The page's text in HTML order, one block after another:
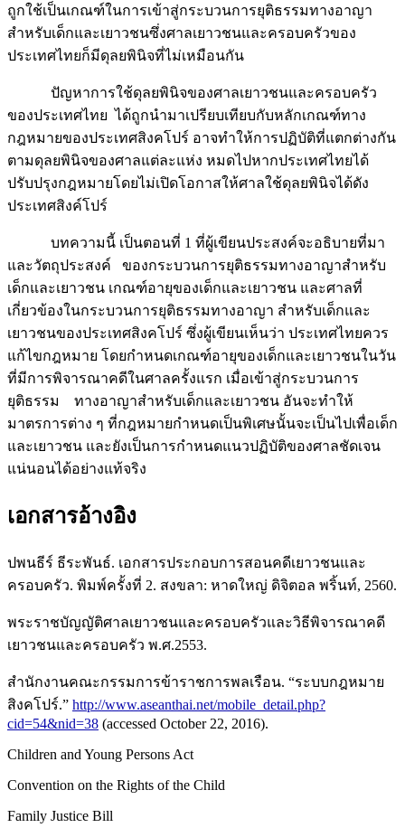
ถูกใช้เป็นเกณฑ์ในการเข้าสู่กระบวนการยุติธรรมทางอาญา
สำหรับเด็กและเยาวชนซึ่งศาลเยาวชนและครอบครัวของ
ประเทศไทยก็มีดุลยพินิจที่ไม่เหมือนกัน
ปัญหาการใช้ดุลยพินิจของศาลเยาวชนและครอบครัว
ของประเทศไทย ได้ถูกนำมาเปรียบเทียบกับหลักเกณฑ์ทาง
กฎหมายของประเทศสิงคโปร์ อาจทำให้การปฏิบัติที่แตกต่างกัน
ตามดุลยพินิจของศาลแต่ละแห่ง หมดไปหากประเทศไทยได้
ปรับปรุงกฎหมายโดยไม่เปิดโอกาสให้ศาลใช้ดุลยพินิจได้ดัง
ประเทศสิงค์โปร์
บทความนี้ เป็นตอนที่ 1 ที่ผู้เขียนประสงค์จะอธิบายที่มา
และวัตถุประสงค์ ของกระบวนการยุติธรรมทางอาญาสำหรับ
เด็กและเยาวชน เกณฑ์อายุของเด็กและเยาวชน และศาลที่
เกี่ยวข้องในกระบวนการยุติธรรมทางอาญา สำหรับเด็กและ
เยาวชนของประเทศสิงคโปร์ ซึ่งผู้เขียนเห็นว่า ประเทศไทยควร
แก้ไขกฎหมาย โดยกำหนดเกณฑ์อายุของเด็กและเยาวชนในวัน
ที่มีการพิจารณาคดีในศาลครั้งแรก เมื่อเข้าสู่กระบวนการ
ยุติธรรม ทางอาญาสำหรับเด็กและเยาวชน อันจะทำให้
มาตรการต่าง ๆ ที่กฎหมายกำหนดเป็นพิเศษนั้นจะเป็นไปเพื่อเด็ก
และเยาวชน และยังเป็นการกำหนดแนวปฏิบัติของศาลชัดเจน
แน่นอนได้อย่างแท้จริง
เอกสารอ้างอิง
ปพนธีร์ ธีระพันธ์. เอกสารประกอบการสอนคดีเยาวชนและ
ครอบครัว. พิมพ์ครั้งที่ 2. สงขลา: หาดใหญ่ ดิจิตอล พริ้นท์, 2560.
พระราชบัญญัติศาลเยาวชนและครอบครัวและวิธีพิจารณาคดี
เยาวชนและครอบครัว พ.ศ.2553.
สำนักงานคณะกรรมการข้าราชการพลเรือน. “ระบบกฎหมาย
สิงคโปร์.” http://www.aseanthai.net/mobile_detail.php?
cid=54&nid=38 (accessed October 22, 2016).
Children and Young Persons Act
Convention on the Rights of the Child
Family Justice Bill